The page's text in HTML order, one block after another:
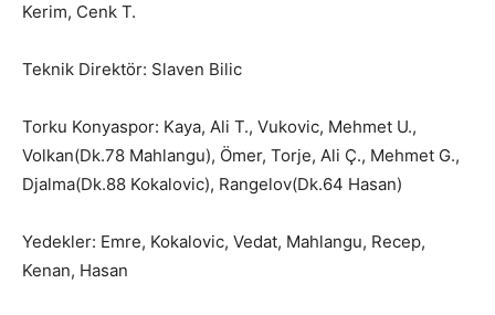
Kerim, Cenk T.
Teknik Direktör: Slaven Bilic
Torku Konyaspor: Kaya, Ali T., Vukovic, Mehmet U.,
Volkan(Dk.78 Mahlangu), Ömer, Torje, Ali Ç., Mehmet G.,
Djalma(Dk.88 Kokalovic), Rangelov(Dk.64 Hasan)
Yedekler: Emre, Kokalovic, Vedat, Mahlangu, Recep,
Kenan, Hasan